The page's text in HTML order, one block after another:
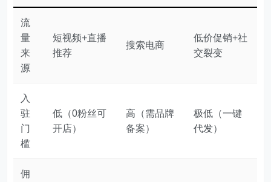
流
量
来
源
短视频+直播
推荐
搜索电商
低价促销+社
交裂变
入
驻
门
槛
低（0粉丝可
开店）
高（需品牌
备案）
极低（一键
代发）
佣